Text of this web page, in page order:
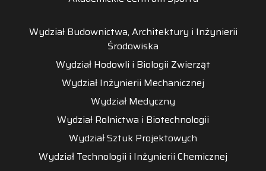
Wydział Budownictwa, Architektury i Inżynierii
Środowiska
Wydział Hodowli i Biologii Zwierząt
Wydział Inżynierii Mechanicznej
Wydział Medyczny
Wydział Rolnictwa i Biotechnologii
Wydział Sztuk Projektowych
Wydział Technologii i Inżynierii Chemicznej